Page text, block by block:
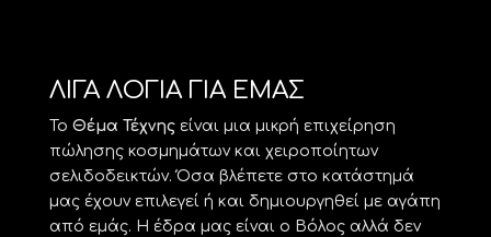
ΛΙΓΑ ΛΟΓΙΑ ΓΙΑ ΕΜΑΣ
Το Θέμα Τέχνηςείναι μια μικρή επιχείρηση
πώλησης κοσμημάτων και χειροποίητων
σελιδοδεικτών. Όσα βλέπετε στο κατάστημά
μας έχουν επιλεγεί ή και δημιουργηθεί με αγάπη
από εμάς. Η έδρα μας είναι ο Βόλος αλλά δεν